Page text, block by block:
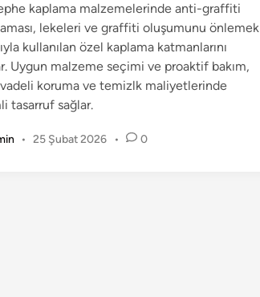
kaplama malzemelerinde anti-graffiti
lekeleri ve graffiti oluşumunu önlemek
kullanılan özel kaplama katmanlarını
Uygun malzeme seçimi ve proaktif bakım,
koruma ve temizlk maliyetlerinde
tasarruf sağlar.
• 25 Şubat 2026 • 0